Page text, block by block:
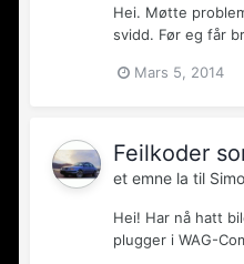
Hei. Møtte
svidd. Før eg får
Mars 5, 2014
Feilkoder
et emne la til
Hei! Har nå hatt
plugger i WAG-